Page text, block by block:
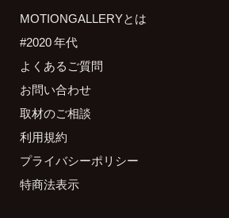
MOTIONGALLERYとは
#2020 年代
よくあるご質問
お問い合わせ
取材のご相談
利用規約
プライバシーポリシー
特商法表示